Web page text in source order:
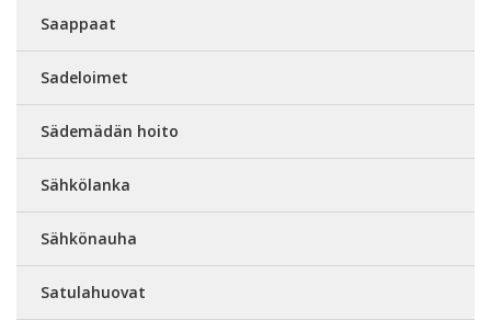
Saappaat
Sadeloimet
Sädemädän hoito
Sähkölanka
Sähkönauha
Satulahuovat